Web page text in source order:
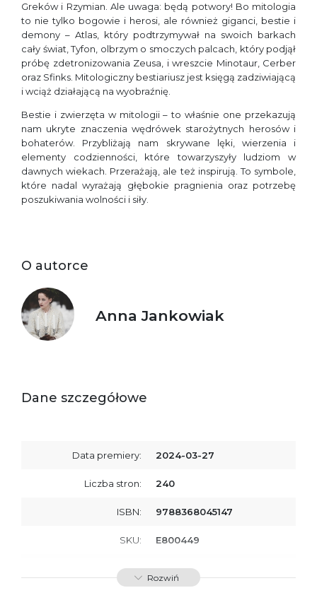
Greków i Rzymian. Ale uwaga: będą potwory! Bo mitologia
to nie tylko bogowie i herosi, ale również giganci, bestie i
demony – Atlas, który podtrzymywał na swoich barkach
cały świat, Tyfon, olbrzym o smoczych palcach, który podjął
próbę zdetronizowania Zeusa, i wreszcie Minotaur, Cerber
oraz Sfinks. Mitologiczny bestiariusz jest księgą zadziwiającą
i wciąż działającą na wyobraźnię.
Bestie i zwierzęta w mitologii – to właśnie one przekazują
nam ukryte znaczenia wędrówek starożytnych herosów i
bohaterów. Przybliżają nam skrywane lęki, wierzenia i
elementy codzienności, które towarzyszyły ludziom w
dawnych wiekach. Przerażają, ale też inspirują. To symbole,
które nadal wyrażają głębokie pragnienia oraz potrzebę
poszukiwania wolności i siły.
O autorce
Anna Jankowiak
Dane szczegółowe
Data premiery: 2024-03-27
Liczba stron: 240
ISBN: 9788368045147
SKU: E800449
Producent / Osoby
odpowiedzialne za
Wydawnictwo Poznańskie
Sp. z o.o.
Rozwiń